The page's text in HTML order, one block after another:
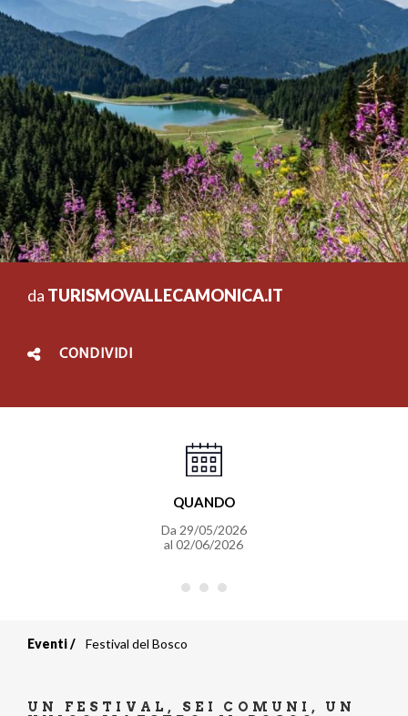
da TURISMOVALLECAMONICA.IT
CONDIVIDI
QUANDO
Da 29/05/2026
al 02/06/2026
di
Eventi Festival del Bosco
UN FESTIVAL, SEI COMUNI, UN